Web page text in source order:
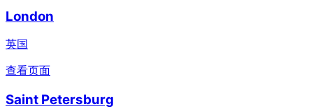
London
英国
查看页面
Saint Petersburg